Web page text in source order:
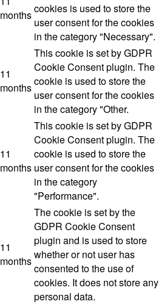
monthscookies is used to store the
user consent for the cookies
in the category "Necessary".
11
months
This cookie is set by GDPR
Cookie Consent plugin. The
cookie is used to store the
user consent for the cookies
in the category "Other.
11
months
This cookie is set by GDPR
Cookie Consent plugin. The
cookie is used to store the
user consent for the cookies
in the category
"Performance".
11
months
The cookie is set by the
GDPR Cookie Consent
plugin and is used to store
whether or not user has
consented to the use of
cookies. It does not store any
personal data.